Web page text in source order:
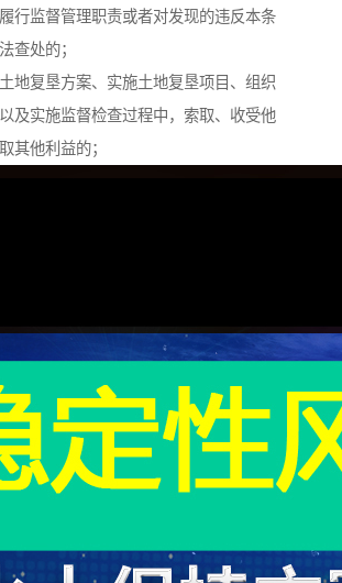
履行监督管理职责或者对发现的违反本条
查处的；
土地复垦方案、实施土地复垦项目、组织
及实施监督检查过程中，索取、收受他
其他利益的；